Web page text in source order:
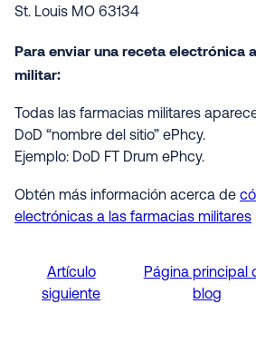
St. Louis MO 63134
Para enviar una receta electrónica
militar:
Todas las farmacias militares
DoD “nombre del sitio” ePhcy.
Ejemplo: DoD FT Drum ePhcy.
Obtén más información acerca de
electrónicas a las farmacias militares
Artículo
siguiente
Página principal
blog